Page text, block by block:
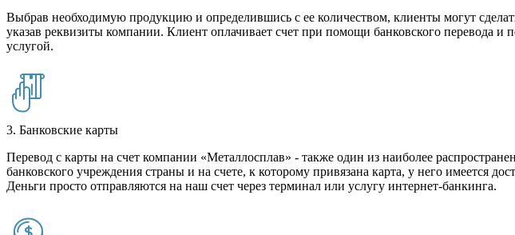
Выбрав необходимую продукцию и определившись с ее количеством, клиенты могут
указав реквизиты компании. Клиент оплачивает счет при помощи банковского перевода
услугой.
3. Банковские карты
Перевод с карты на счет компании «Металлосплав» - также один из наиболее
банковского учреждения страны и на счете, к которому привязана карта, у него имеется
Деньги просто отправляются на наш счет через терминал или услугу интернет-банкинга.